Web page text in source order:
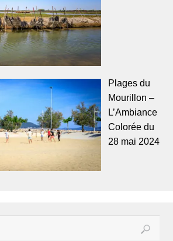
Plages du
Mourillon –
L’Ambiance
Colorée du
28 mai 2024